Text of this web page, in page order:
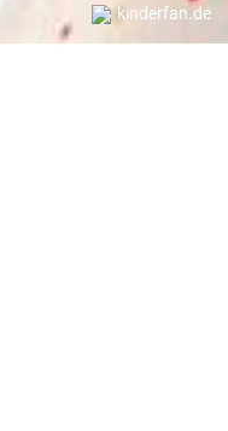
kinderfan.de